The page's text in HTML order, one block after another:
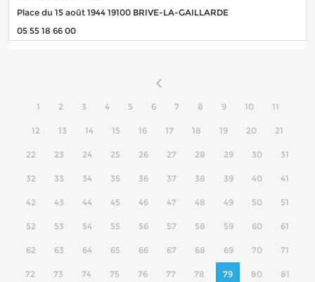
Place du 15 août 1944 19100 BRIVE-LA-GAILLARDE
05 55 18 66 00
1 2 3 4 5 6 7 8 9 10 11
12 13 14 15 16 17 18 19 20 21
22 23 24 25 26 27 28 29 30 31
32 33 34 35 36 37 38 39 40 41
42 43 44 45 46 47 48 49 50 51
52 53 54 55 56 57 58 59 60 61
62 63 64 65 66 67 68 69 70 71
72 73 74 75 76 77 78 79 80 81